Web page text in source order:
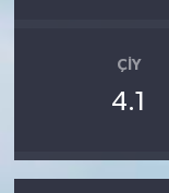
ÇIY
4.1